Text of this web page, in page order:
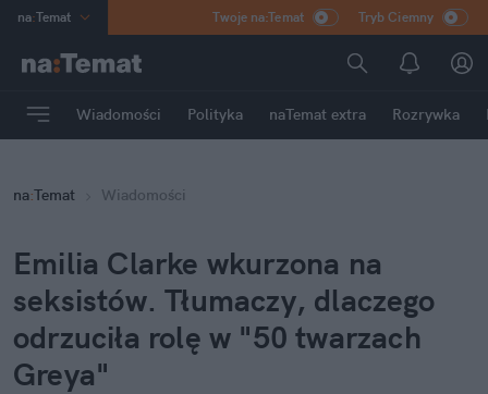
na:Temat
Poland
mama
Rozrywka
Twoje na:Temat Tryb Ciemny
Wiadomości Polityka naTemat extra Rozrywka
na:Temat Wiadomości
Emilia Clarke wkurzona na
seksistów. Tłumaczy, dlaczego
odrzuciła rolę w "50 twarzach
Greya"